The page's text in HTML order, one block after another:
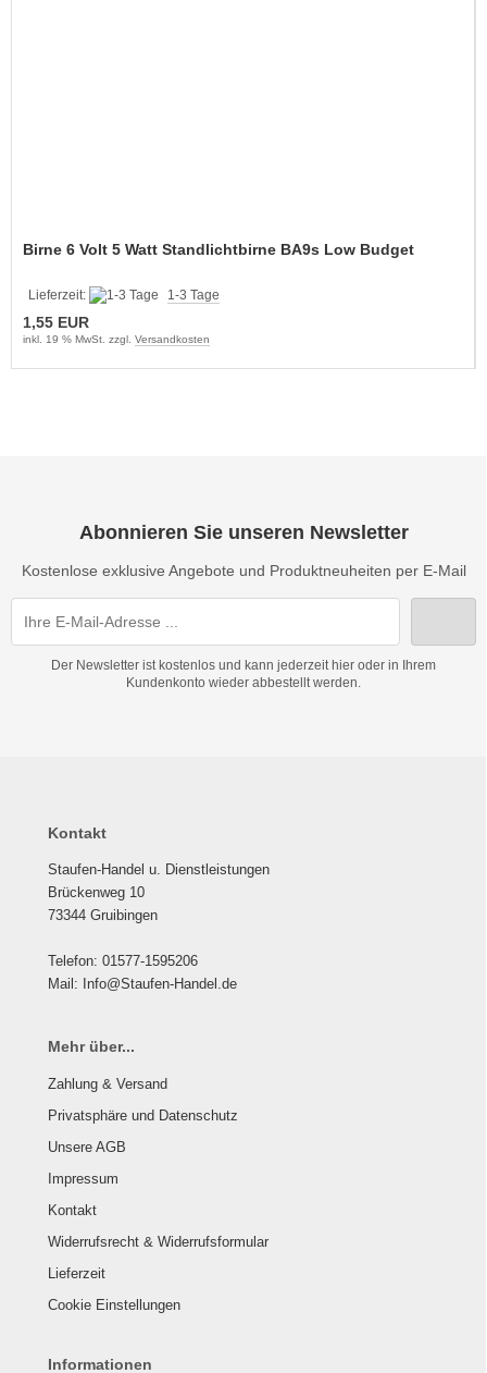
Birne 6 Volt 5 Watt Standlichtbirne BA9s Low Budget
Lieferzeit: 1-3 Tage
1,55 EUR
inkl. 19 % MwSt. zzgl. Versandkosten
Abonnieren Sie unseren Newsletter
Kostenlose exklusive Angebote und Produktneuheiten per E-Mail
Der Newsletter ist kostenlos und kann jederzeit hier oder in Ihrem
Kundenkonto wieder abbestellt werden.
Kontakt
Staufen-Handel u. Dienstleistungen
Brückenweg 10
73344 Gruibingen
Telefon: 01577-1595206
Mail: Info@Staufen-Handel.de
Mehr über...
Zahlung & Versand
Privatsphäre und Datenschutz
Unsere AGB
Impressum
Kontakt
Widerrufsrecht & Widerrufsformular
Lieferzeit
Cookie Einstellungen
Informationen